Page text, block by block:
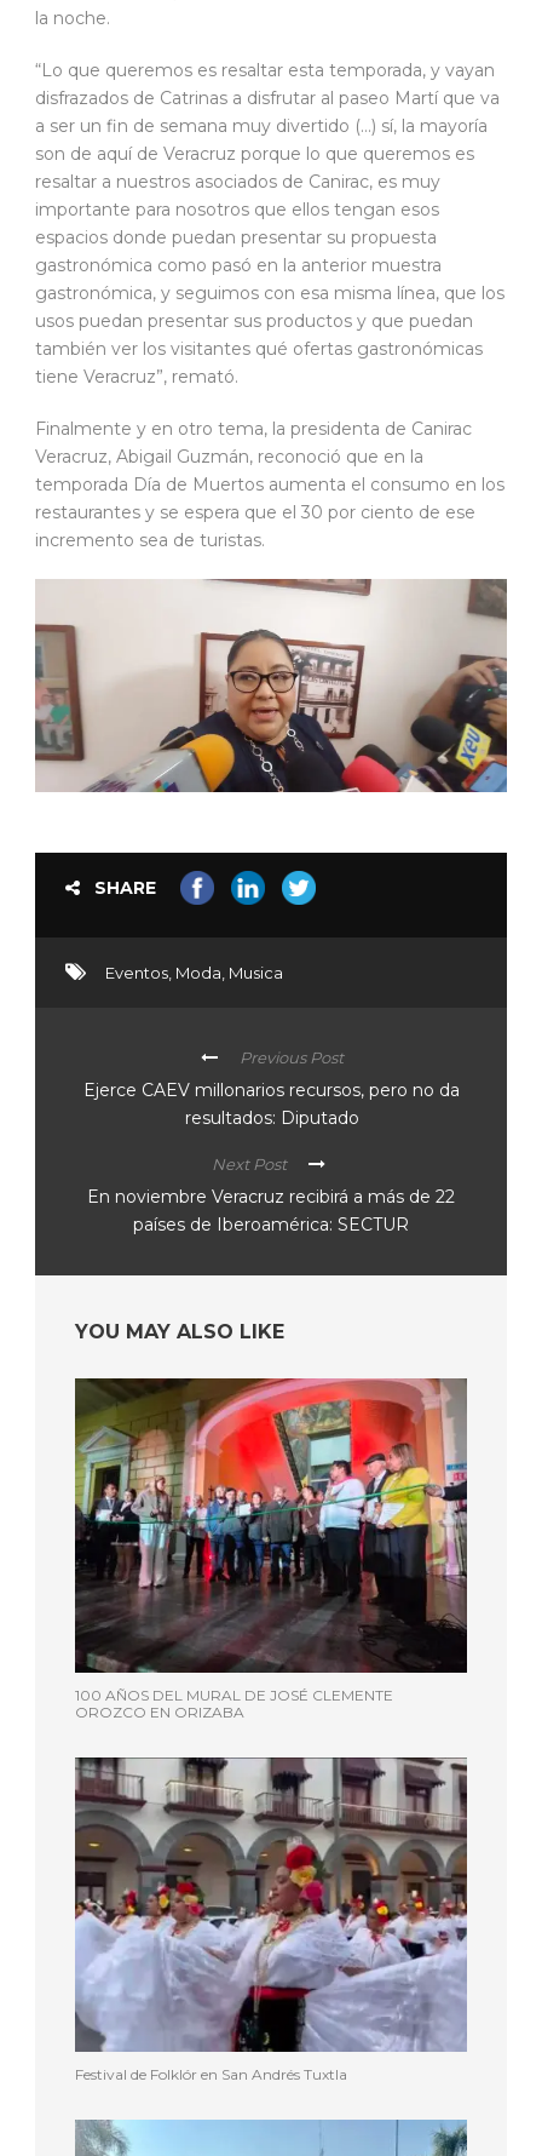
la noche.
“Lo que queremos es resaltar esta temporada, y vayan
disfrazados de Catrinas a disfrutar al paseo Martí que va
a ser un fin de semana muy divertido (…) sí, la mayoría
son de aquí de Veracruz porque lo que queremos es
resaltar a nuestros asociados de Canirac, es muy
importante para nosotros que ellos tengan esos
espacios donde puedan presentar su propuesta
gastronómica como pasó en la anterior muestra
gastronómica, y seguimos con esa misma línea, que los
usos puedan presentar sus productos y que puedan
también ver los visitantes qué ofertas gastronómicas
tiene Veracruz”, remató.
Finalmente y en otro tema, la presidenta de Canirac
Veracruz, Abigail Guzmán, reconoció que en la
temporada Día de Muertos aumenta el consumo en los
restaurantes y se espera que el 30 por ciento de ese
incremento sea de turistas.
SHARE
Eventos Moda Musica
Previous Post
Ejerce CAEV millonarios recursos, pero no da
resultados: Diputado
Next Post
En noviembre Veracruz recibirá a más de 22
países de Iberoamérica: SECTUR
YOU MAY ALSO LIKE
100 AÑOS DEL MURAL DE JOSÉ CLEMENTE
OROZCO EN ORIZABA
Festival de Folklór en San Andrés Tuxtla